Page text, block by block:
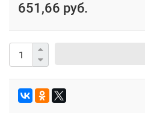
651,66 руб.